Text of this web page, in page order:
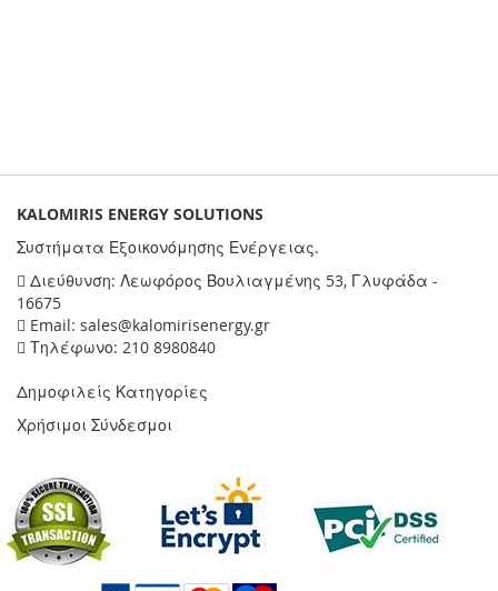
KALOMIRIS ENERGY SOLUTIONS
Συστήματα Εξοικονόμησης Ενέργειας.
Διεύθυνση: Λεωφόρος Βουλιαγμένης 53, Γλυφάδα -
16675
Email: sales@kalomirisenergy.gr
Τηλέφωνο: 210 8980840
Δημοφιλείς Κατηγορίες
Χρήσιμοι Σύνδεσμοι